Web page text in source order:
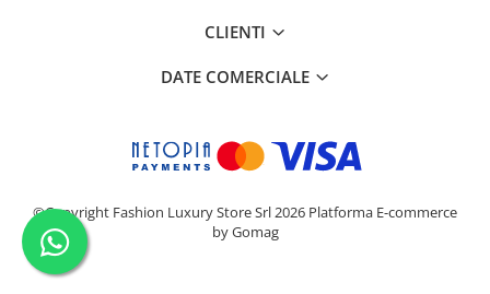
CLIENTI
DATE COMERCIALE
©Copyright Fashion Luxury Store Srl 2026 Platforma E-commerce
by Gomag